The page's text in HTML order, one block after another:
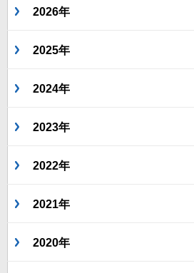
2026年
2025年
2024年
2023年
2022年
2021年
2020年